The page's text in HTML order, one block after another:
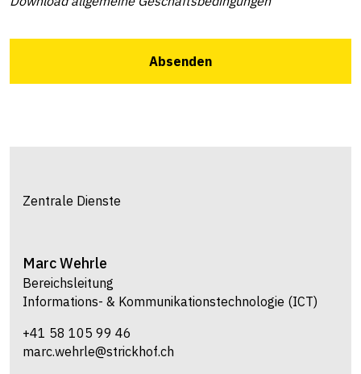
Absenden
Facility Services & Sicherheit
Roger Sauteur
Bereichsleitung
Bereich Anlagen- & Gebäudeunterhalt
+41 58 105 88 56
roger.sauteur@strickhof.ch